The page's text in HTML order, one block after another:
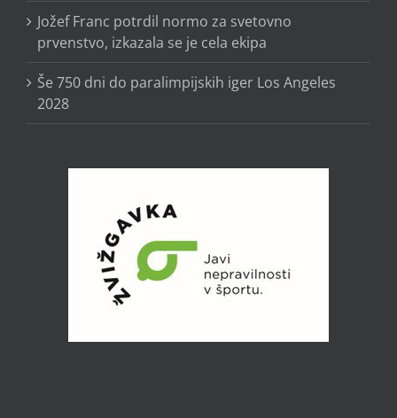
Jožef Franc potrdil normo za svetovno
prvenstvo, izkazala se je cela ekipa
Še 750 dni do paralimpijskih iger Los Angeles
2028